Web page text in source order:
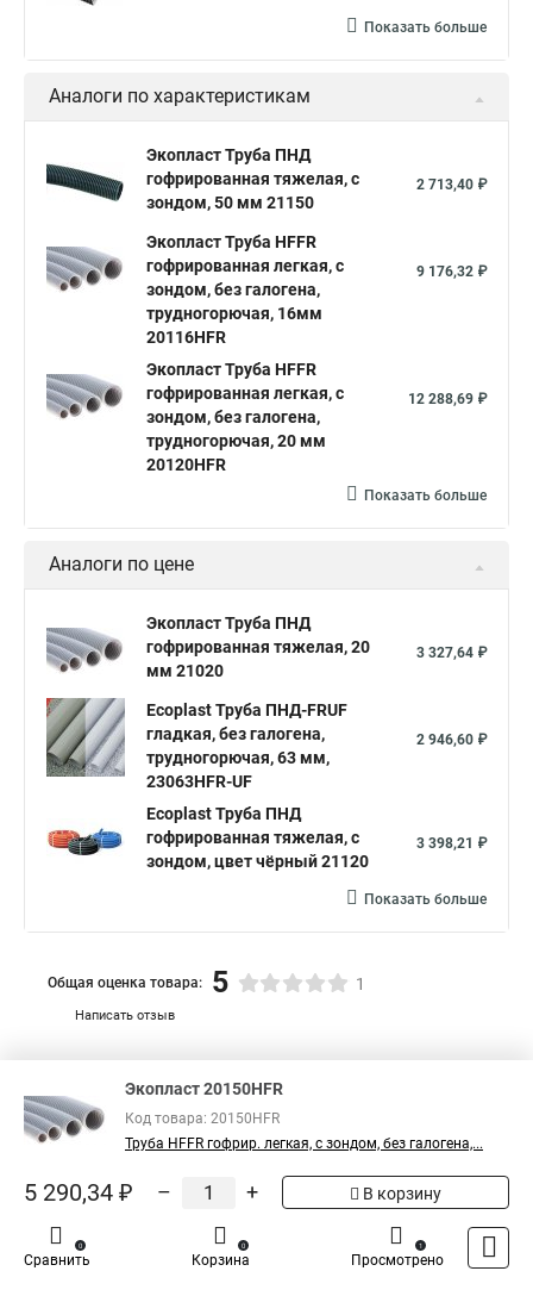
Показать больше
Аналоги по характеристикам
Экопласт Труба ПНД
гофрированная тяжелая, с
зондом, 50 мм 21150
2 713,40 ₽
Экопласт Труба HFFR
гофрированная легкая, с
зондом, без галогена,
трудногорючая, 16мм
20116HFR
9 176,32 ₽
Экопласт Труба HFFR
гофрированная легкая, с
зондом, без галогена,
трудногорючая, 20 мм
20120HFR
12 288,69 ₽
Показать больше
Аналоги по цене
Экопласт Труба ПНД
гофрированная тяжелая, 20
мм 21020
3 327,64 ₽
Ecoplast Труба ПНД-FRUF
гладкая, без галогена,
трудногорючая, 63 мм,
23063HFR-UF
2 946,60 ₽
Ecoplast Труба ПНД
гофрированная тяжелая, с
зондом, цвет чёрный 21120
3 398,21 ₽
Показать больше
Написать отзыв
Общая оценка товара: 5 1
России
Экопласт 20150HFR
Код товара: 20150HFR
Труба HFFR гофрир. легкая, с зондом, без галогена,...
5 290,34 ₽ – + В корзину
Сравнить
0
Корзина
0
Просмотрено
1